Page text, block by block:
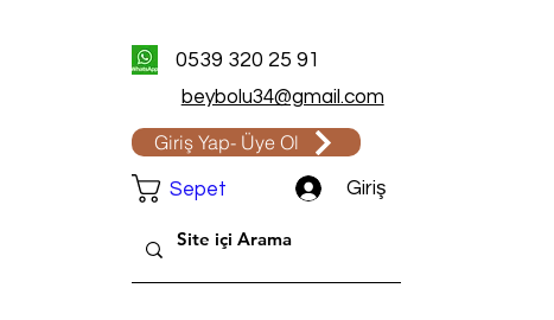
0539 320 25 91
beybolu34@gmail.com
Giriş Yap- Üye Ol
Sepet Giriş